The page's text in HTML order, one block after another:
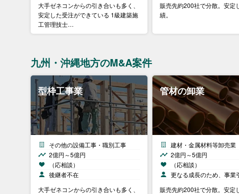
大手ゼネコンからの引き合いも多く、
安定した受注ができている 1級建築施
工管理技士…
販売先約200社で分散。安定
績。
九州・沖縄地方のM&A案件
型枠工事業
その他の設備工事・職別工事
2億円～5億円
（応相談）
後継者不在
大手ゼネコンからの引き合いも多く、
管材の卸業
建材・金属材料等卸売業
2億円～5億円
（応相談）
更なる成長のため、事
販売先約200社で分散。安定